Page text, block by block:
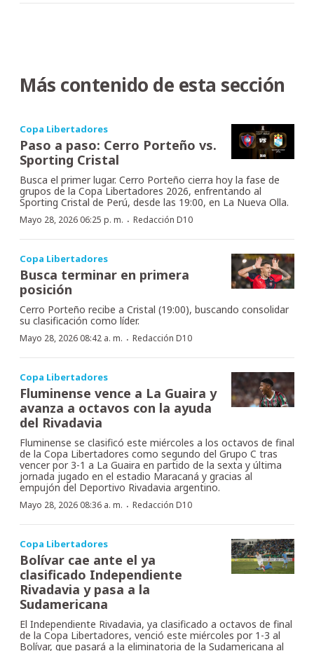
Más contenido de esta sección
Copa Libertadores
Paso a paso: Cerro Porteño vs.
Sporting Cristal
Busca el primer lugar. Cerro Porteño cierra hoy la fase de
grupos de la Copa Libertadores 2026, enfrentando al
Sporting Cristal de Perú, desde las 19:00, en La Nueva Olla.
Mayo 28, 2026 06:25 p. m. · Redacción D10
Copa Libertadores
Busca terminar en primera
posición
Cerro Porteño recibe a Cristal (19:00), buscando consolidar
su clasificación como líder.
Mayo 28, 2026 08:42 a. m. · Redacción D10
Copa Libertadores
Fluminense vence a La Guaira y
avanza a octavos con la ayuda
del Rivadavia
Fluminense se clasificó este miércoles a los octavos de final
de la Copa Libertadores como segundo del Grupo C tras
vencer por 3-1 a La Guaira en partido de la sexta y última
jornada jugado en el estadio Maracaná y gracias al
empujón del Deportivo Rivadavia argentino.
Mayo 28, 2026 08:36 a. m. · Redacción D10
Copa Libertadores
Bolívar cae ante el ya
clasificado Independiente
Rivadavia y pasa a la
Sudamericana
El Independiente Rivadavia, ya clasificado a octavos de final
de la Copa Libertadores, venció este miércoles por 1-3 al
Bolívar, que pasará a la eliminatoria de la Sudamericana al